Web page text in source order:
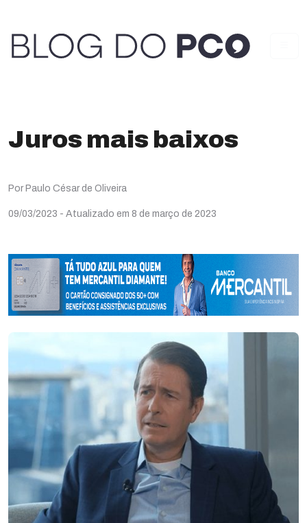
Juros mais baixos
Por Paulo César de Oliveira
09/03/2023 - Atualizado em 8 de março de 2023